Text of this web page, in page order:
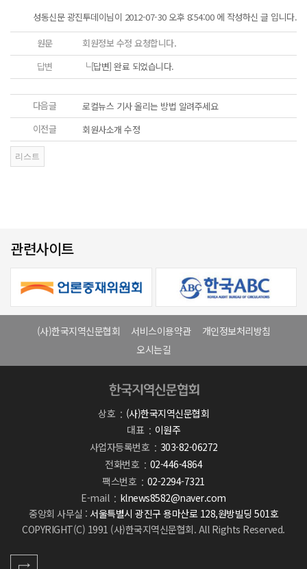
성동신문 광진투데이님이 2012-07-30 오후 8:54:00 에 작성하신 글 입니다.
원문
회원정보 수정 요청합니다.
답변
└[답변] 완료 되었습니다.
다음글
로컬뉴스 기사 올리는 방법 알려주세요
이전글
회원사소개 수정
관련사이트
(사)한국지역신문협회 서비스이용약관
개인정보처리방침
오시는길
상호
(사)한국지역신문협회
대표
이원주
사업자등록번호
303-82-06272
전화번호
02-446-4864
팩스번호
02-2294-7321
E-mail
klnews8582@naver.com
중앙회 사무실 : 서울특별시 광진구 용마산로 128,원방빌딩 501호
COPYRIGHT(C) 1991 (사)한국지역신문협회. All Rights Reserved.